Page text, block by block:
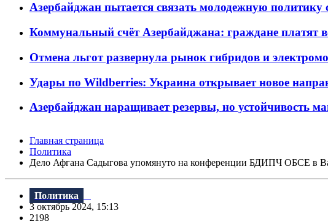
Азербайджан пытается связать молодежную политику
Коммунальный счёт Азербайджана: граждане платят
Отмена льгот развернула рынок гибридов и
Удары по Wildberries: Украина открывает новое
Азербайджан наращивает резервы, но устойчивость
Главная страница
Политика
Дело Афгана Садыгова упомянуто на конференции БДИПЧ ОБСЕ в
Политика
3 октябрь 2024, 15:13
2198